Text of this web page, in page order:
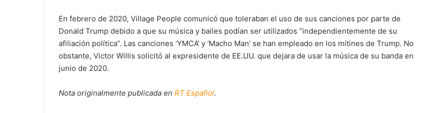
En febrero de 2020, Village People comunicó que toleraban el uso de sus canciones por parte de
Donald Trump debido a que su música y bailes podían ser utilizados “independientemente de su
afiliación política”. Las canciones ‘YMCA’ y ‘Macho Man’ se han empleado en los mítines de Trump. No
obstante, Victor Willis solicitó al expresidente de EE.UU. que dejara de usar la música de su banda en
junio de 2020.
Nota originalmente publicada en RT Español.